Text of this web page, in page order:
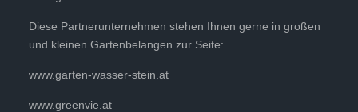
Diese Partnerunternehmen stehen Ihnen gerne in großen
und kleinen Gartenbelangen zur Seite:
www.garten-wasser-stein.at
www.greenvie.at